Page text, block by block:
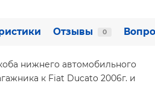
Отзывы 0
нижнего автомобильного
к Fiat Ducato 2006г. и